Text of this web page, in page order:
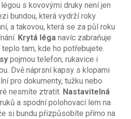
s kovovými druky není jen
bundou, která vydrží roky
a takovou, která se za půl roku
Krytá léga navíc zabraňuje
tam, kde ho potřebujete.
pojmou telefon, rukavice i
Dvě náprsní kapsy s klopami
pro dokumenty, tužku nebo
nesmíte ztratit. Nastavitelná
a spodní polohovací lem na
si bundu přizpůsobíte přímo na